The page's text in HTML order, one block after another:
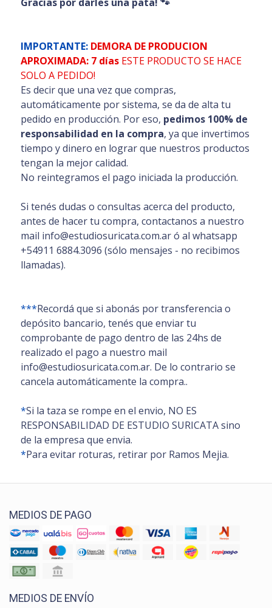
IMPORTANTE: DEMORA DE PRODUCION
APROXIMADA: 7 días ESTE PRODUCTO SE HACE
SOLO A PEDIDO!
Es decir que una vez que compras,
automáticamente por sistema, se da de alta tu
pedido en producción. Por eso, pedimos 100% de
responsabilidad en la compra, ya que invertimos
tiempo y dinero en lograr que nuestros productos
tengan la mejor calidad.
No reintegramos el pago iniciada la producción.
Si tenés dudas o consultas acerca del producto,
antes de hacer tu compra, contactanos a nuestro
mail info@estudiosuricata.com.ar ó al whatsapp
+54911 6884.3096 (sólo mensajes - no recibimos
llamadas).
***Recordá que si abonás por transferencia o
depósito bancario, tenés que enviar tu
comprobante de pago dentro de las 24hs de
realizado el pago a nuestro mail
info@estudiosuricata.com.ar. De lo contrario se
cancela automáticamente la compra..
*Si la taza se rompe en el envio, NO ES
RESPONSABILIDAD DE ESTUDIO SURICATA sino
de la empresa que envia.
*Para evitar roturas, retirar por Ramos Mejia.
MEDIOS DE PAGO
MEDIOS DE ENVÍO